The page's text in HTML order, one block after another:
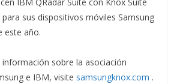
para sus dispositivos móviles Samsung
este año.
sobre la asociación
e IBM, visite samsungknox.com .